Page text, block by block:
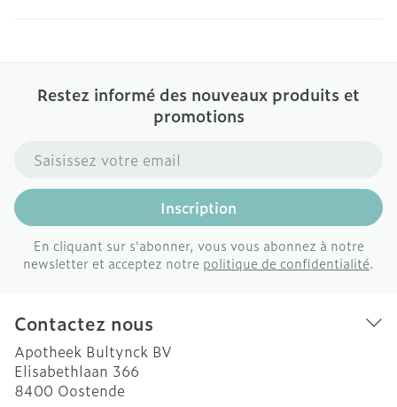
Restez informé des nouveaux produits et
promotions
Adresse mail
Inscription
En cliquant sur s'abonner, vous vous abonnez à notre
newsletter et acceptez notre politique de confidentialité.
Contactez nous
Apotheek Bultynck BV
Elisabethlaan 366
8400 Oostende